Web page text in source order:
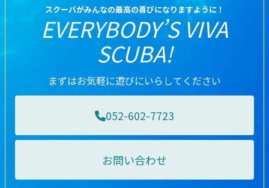
スクーバがみんなの最高の喜びになりますように！
EVERYBODY’S VIVA
SCUBA!
まずはお気軽に遊びにいらしてください
052-602-7723
お問い合わせ